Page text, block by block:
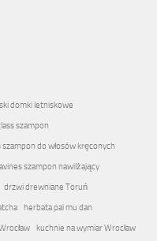
domki letniskowe
szampon
szampon do włosów kręconych
szampon nawilżający
drzwi drewniane Toruń
herbata pai mu dan
kuchnie na wymiar Wrocław